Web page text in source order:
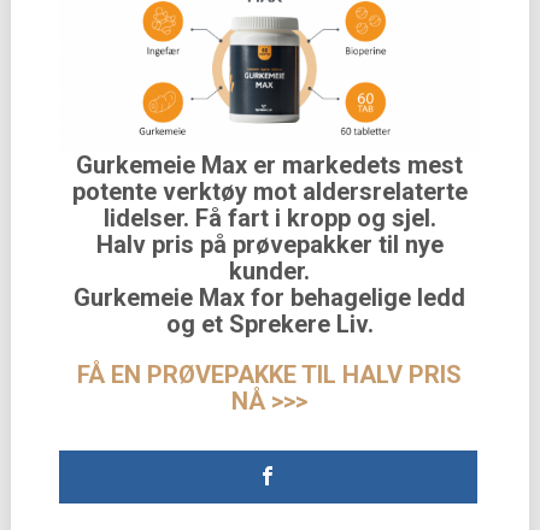
Gurkemeie Max er markedets mest
potente verktøy mot aldersrelaterte
lidelser. Få fart i kropp og sjel.
Halv pris på prøvepakker til nye
kunder.
Gurkemeie Max for behagelige ledd
og et Sprekere Liv.
FÅ EN PRØVEPAKKE TIL HALV PRIS
NÅ >>>